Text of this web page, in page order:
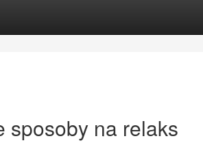
sposoby na relaks